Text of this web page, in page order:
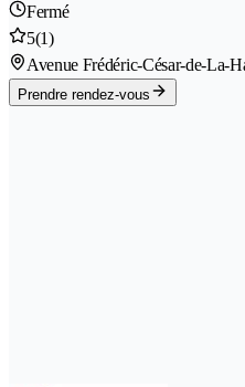
Fermé
5(1)
Avenue Frédéric-César-de-La-
Prendre rendez-vous